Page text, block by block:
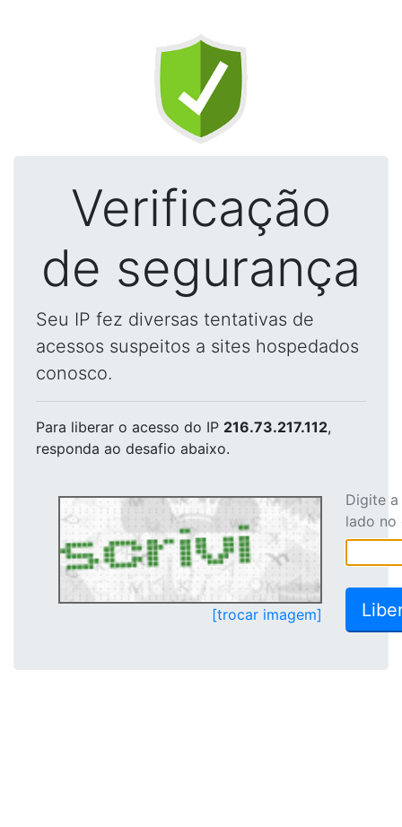
Verificação
de segurança
Seu IP fez diversas tentativas de
acessos suspeitos a sites hospedados
conosco.
Para liberar o acesso do IP 216.73.217.112,
responda ao desafio abaixo.
[trocar imagem]
Digite
lado no